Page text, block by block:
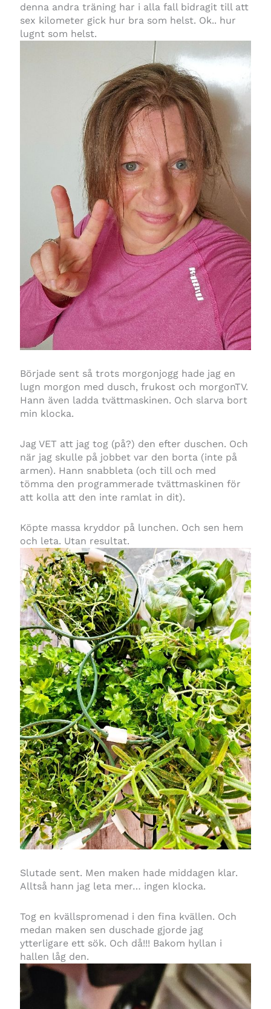
denna andra träning har i alla fall bidragit till att
sex kilometer gick hur bra som helst. Ok.. hur
lugnt som helst.
Började sent så trots morgonjogg hade jag en
lugn morgon med dusch, frukost och morgonTV.
Hann även ladda tvättmaskinen. Och slarva bort
min klocka.
Jag VET att jag tog (på?) den efter duschen. Och
när jag skulle på jobbet var den borta (inte på
armen). Hann snabbleta (och till och med
tömma den programmerade tvättmaskinen för
att kolla att den inte ramlat in dit).
Köpte massa kryddor på lunchen. Och sen hem
och leta. Utan resultat.
Slutade sent. Men maken hade middagen klar.
Alltså hann jag leta mer… ingen klocka.
Tog en kvällspromenad i den fina kvällen. Och
medan maken sen duschade gjorde jag
ytterligare ett sök. Och då!!! Bakom hyllan i
hallen låg den.